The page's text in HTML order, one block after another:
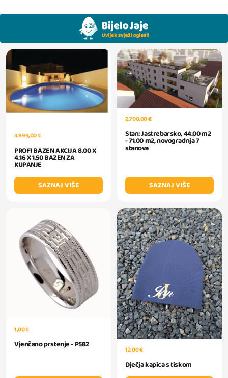
3.999,00 €
PROFI BAZEN AKCIJA 8.00 X
4.16 X 1.50 BAZEN ZA
KUPANJE
SAZNAJ VIŠE
2.700,00 €
Stan: Jastrebarsko, 44.00 m2
- 71.00 m2, novogradnja 7
stanova
SAZNAJ VIŠE
1,00 €
Vjenčano prstenje - P582 12,00 €
Dječja kapica s tiskom